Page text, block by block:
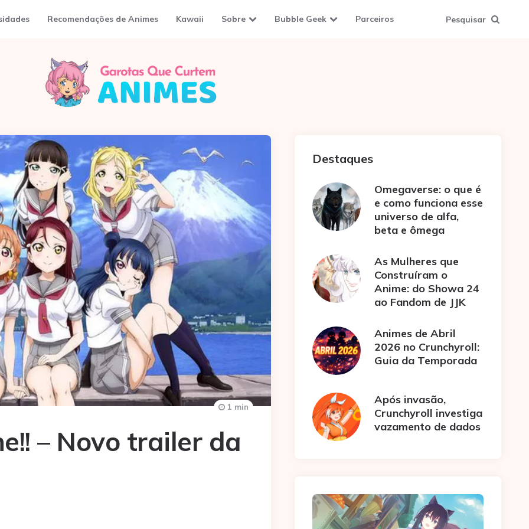
Recomendações de Animes Kawaii Sobre Bubble Geek Parceiros Pesquisar
– Novo trailer da
1 min
Destaques
Omegaverse: o que é
e como funciona esse
universo de alfa,
beta e ômega
As Mulheres que
Construíram o
Anime: do Showa 24
ao Fandom de JJK
Animes de Abril
2026 no Crunchyroll:
Guia da Temporada
Após invasão,
Crunchyroll investiga
vazamento de dados